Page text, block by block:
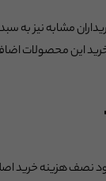
مشابه نیز
این محصولات
نصف هزینه خرید